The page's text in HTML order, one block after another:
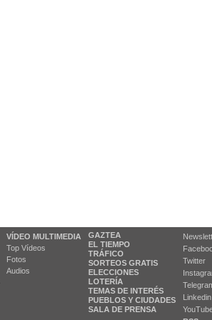
VÍDEO MULTIMEDIA
Top Vídeos
Fotos
Audios
GAZTEA
EL TIEMPO
TRÁFICO
SORTEOS GRATIS
ELECCIONES
LOTERÍA
TEMAS DE INTERÉS
PUEBLOS Y CIUDADES
SALA DE PRENSA
Twitter
Linkedin